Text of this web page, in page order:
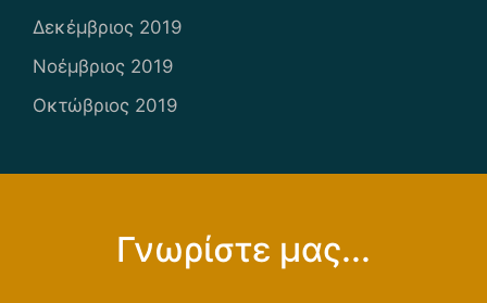
Δεκέμβριος 2019
Νοέμβριος 2019
Οκτώβριος 2019
Γνωρίστε μας...